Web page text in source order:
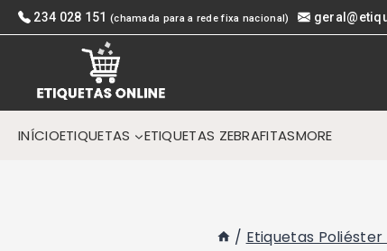
Skip
to
234 028 151 (chamada para a rede fixa nacional)
INÍCIOETIQUETAS ETIQUETAS ZEBRAFITASMORE
/ Etiquetas